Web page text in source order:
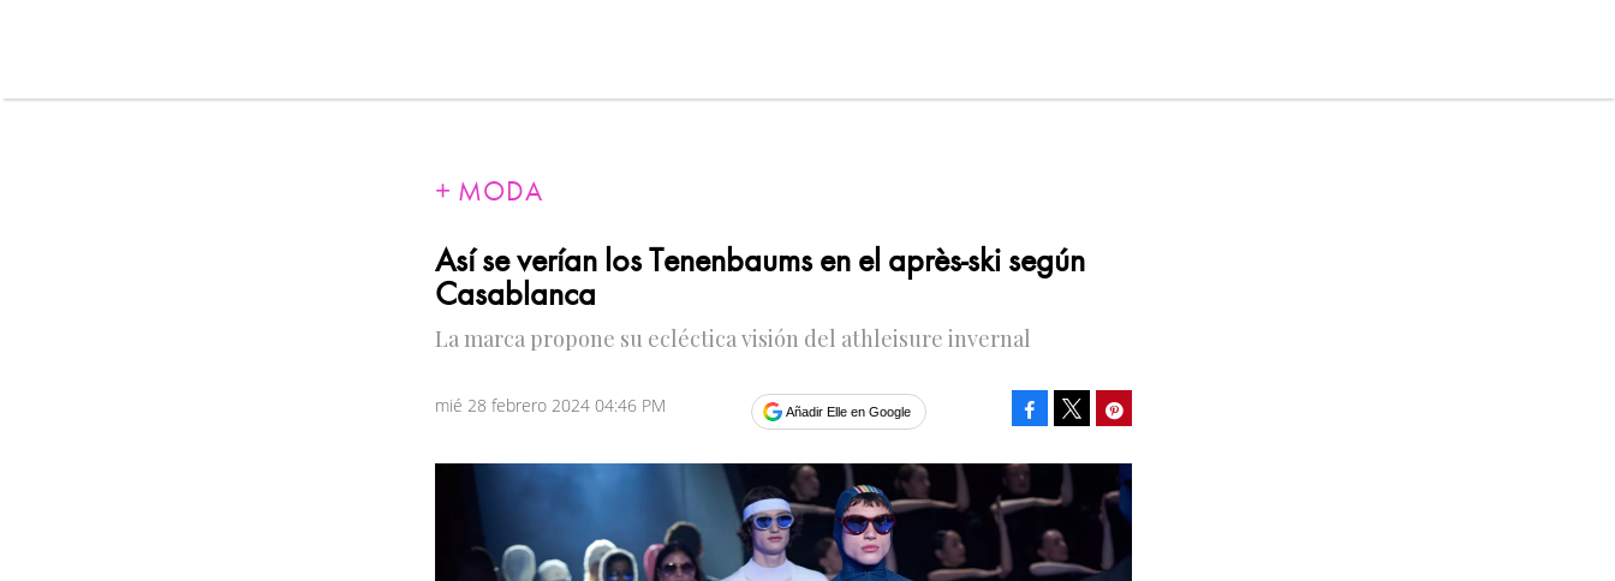
MODA
Así se verían los Tenenbaums en el après-ski según
Casablanca
La marca propone su ecléctica visión del athleisure invernal
mié 28 febrero 2024 04:46 PM Añadir Elle en Google Facebook